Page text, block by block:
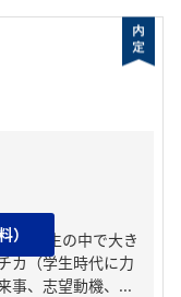
、人生の中で大き
カ（学生時代に力
事、志望動機、...
）